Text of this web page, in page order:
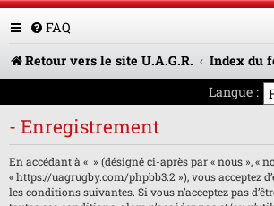
FAQ
Retour vers le site U.A.G.R.
Index du
Langue :
- Enregistrement
En accédant à « » (désigné ci-après par « nous », «
« https://uagrugby.com/phpbb3.2 »), vous acceptez
les conditions suivantes. Si vous n’acceptez pas